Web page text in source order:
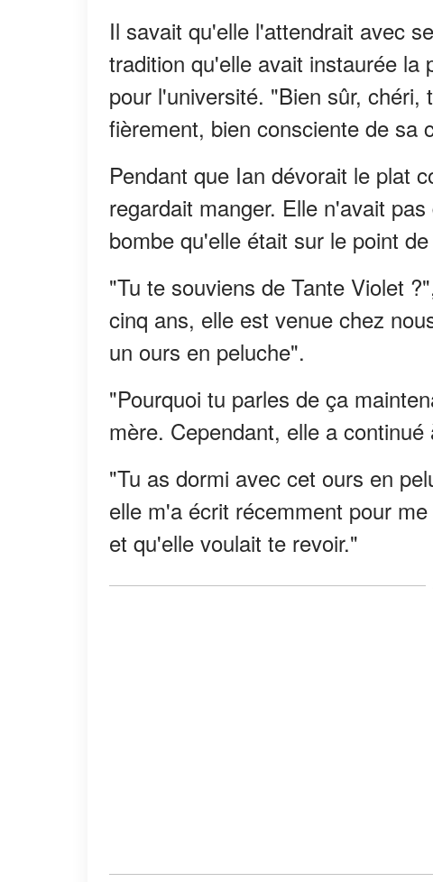
Il savait qu'elle l'attendrait avec
tradition qu'elle avait instaurée la
pour l'université. "Bien sûr,
fièrement, bien consciente de sa
Pendant que Ian dévorait le plat
regardait manger. Elle n'avait
bombe qu'elle était sur le point
"Tu te souviens de Tante Violet
cinq ans, elle est venue chez
un ours en peluche".
"Pourquoi tu parles de ça
mère. Cependant, elle a continué
"Tu as dormi avec cet ours en
elle m'a écrit récemment pour
et qu'elle voulait te revoir."